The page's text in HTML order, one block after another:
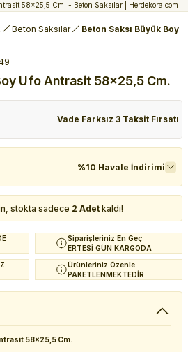
Beton Saksılar Beton Saksı Büyük Boy
Ufo Antrasit 58x25,5 Cm.
Vade Farksız 3 Taksit Fırsatı
%10 Havale İndirimi
stokta sadece 2 Adet kaldı!
Siparişleriniz En Geç
ERTESİ GÜN KARGODA
Ürünleriniz Özenle
PAKETLENMEKTEDİR
58x25,5 Cm.